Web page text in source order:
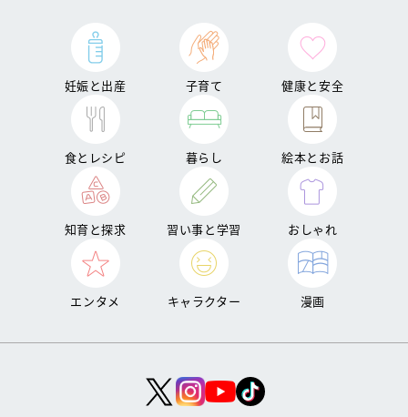
妊娠と出産 子育て 健康と安全
食とレシピ 暮らし 絵本とお話
知育と探求 習い事と学習 おしゃれ
エンタメ キャラクター 漫画